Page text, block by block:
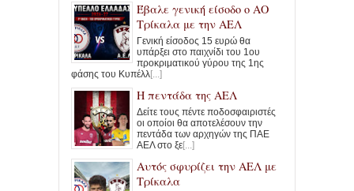
Έβαλε γενική είσοδο ο ΑΟ
Τρίκαλα με την ΑΕΛ
Γενική είσοδος 15 ευρώ θα
υπάρξει στο παιχνίδι του 1ου
προκριματικού γύρου της 1ης
φάσης του Κυπέλλ[...]
Η πεντάδα της ΑΕΛ
Δείτε τους πέντε ποδοσφαιριστές
οι οποίοι θα αποτελέσουν την
πεντάδα των αρχηγών της ΠΑΕ
ΑΕΛ στο ξε[...]
Αυτός σφυρίζει την ΑΕΛ με
Τρίκαλα